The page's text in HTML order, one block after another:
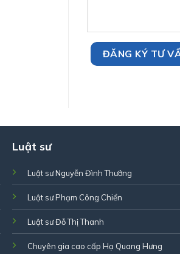
Luật sư
Luật sư Nguyễn Đình Thưởng
Luật sư Phạm Công Chiển
Luật sư Đỗ Thị Thanh
Chuyên gia cao cấp Hạ Quang Hưng